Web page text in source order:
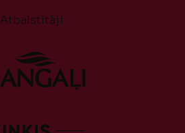
Atbalstītāji